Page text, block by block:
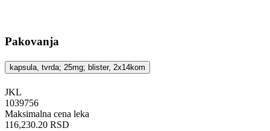
Pakovanja
kapsula, tvrda; 25mg; blister, 2x14kom
JKL
‍1039756
Maksimalna cena leka
116,230.20 RSD